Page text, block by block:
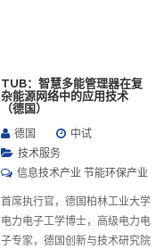
TUB：智慧多能管理器在复
杂能源网络中的应用技术
（德国）
德国
中试
技术服务
信息技术产业 节能环保产业
首席执行官，德国柏林工业大学
电力电子工学博士，高级电力电
子专家，德国创新与技术研究院